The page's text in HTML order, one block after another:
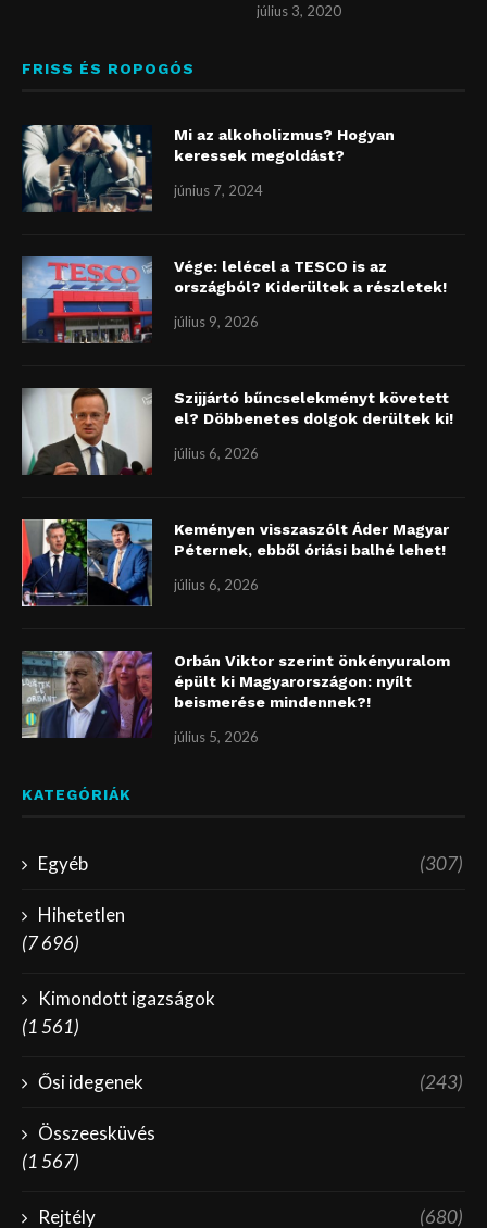
július 3, 2020
FRISS ÉS ROPOGÓS
Mi az alkoholizmus? Hogyan
keressek megoldást?
június 7, 2024
Vége: lelécel a TESCO is az
országból? Kiderültek a részletek!
július 9, 2026
Szijjártó bűncselekményt követett
el? Döbbenetes dolgok derültek ki!
július 6, 2026
Keményen visszaszólt Áder Magyar
Péternek, ebből óriási balhé lehet!
július 6, 2026
Orbán Viktor szerint önkényuralom
épült ki Magyarországon: nyílt
beismerése mindennek?!
július 5, 2026
KATEGÓRIÁK
Egyéb (307)
Hihetetlen
(7 696)
Kimondott igazságok
(1 561)
Ősi idegenek (243)
Összeesküvés
(1 567)
Rejtély (680)